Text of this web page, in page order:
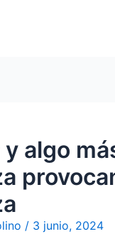
algo
/ 3 junio, 2024